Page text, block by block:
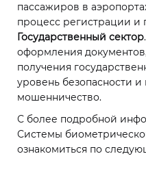
пассажиров в
процесс регистрации и
Государственный сектор
оформления
получения
уровень безопасности
мошенничество.
С более подробной
Системы
ознакомиться по